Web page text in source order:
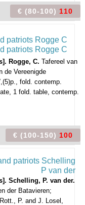
€ (80-100) 110
Rogge, C. Tafereel van
de Vereenigde
fold. contemp.
1 fold. table, contemp.
€ (100-150) 100
Schelling, P. van der.
der Batavieren;
Rott., P. and J. Losel,